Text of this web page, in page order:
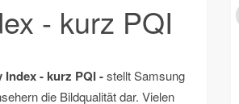
- kurz PQI
- kurz PQI -stellt Samsung
die Bildqualität dar. Vielen